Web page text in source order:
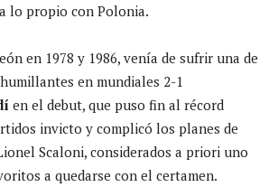
lo propio con Polonia.
en 1978 y 1986, venía de sufrir una de
en mundiales 2-1
en el debut, que puso fin al récord
invicto y complicó los planes de
Scaloni, considerados a priori uno
a quedarse con el certamen.